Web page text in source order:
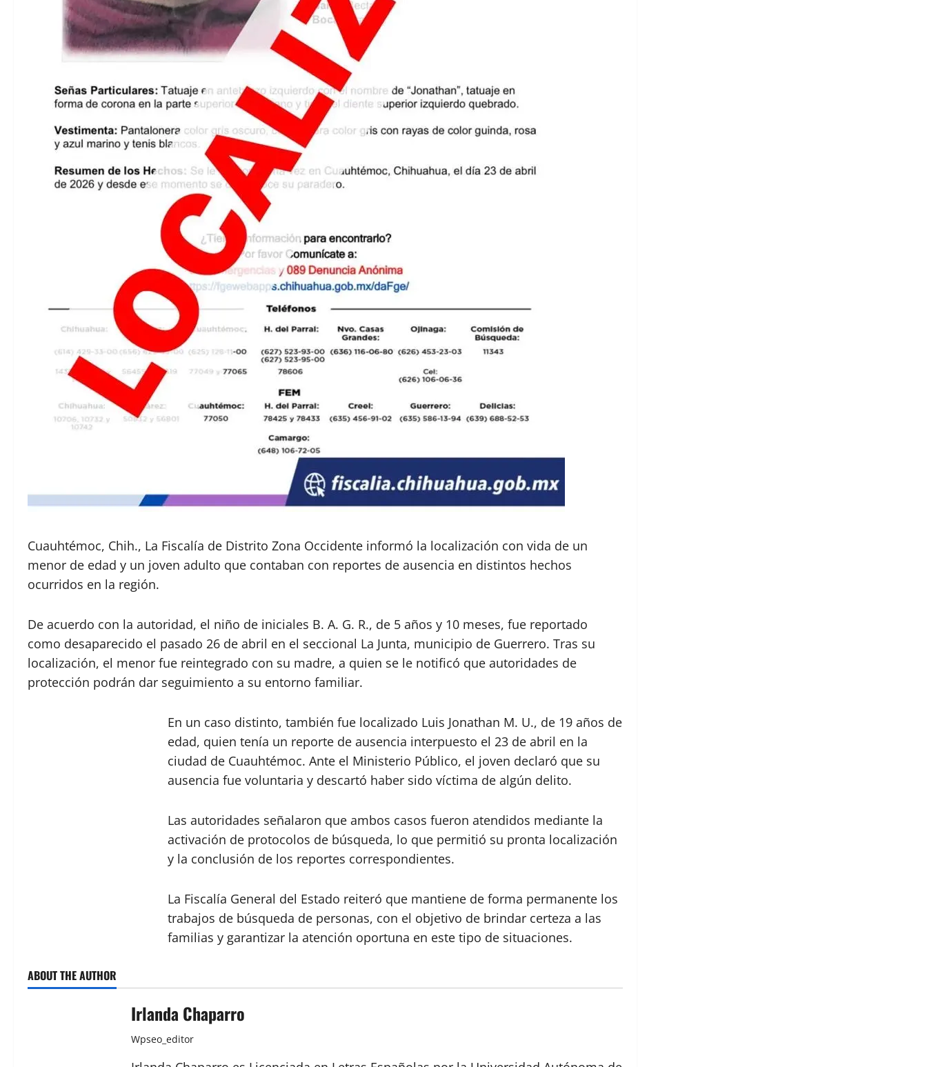
Cuauhtémoc, Chih., La Fiscalía de Distrito Zona Occidente informó la localización con vida de un
menor de edad y un joven adulto que contaban con reportes de ausencia en distintos hechos
ocurridos en la región.
De acuerdo con la autoridad, el niño de iniciales B. A. G. R., de 5 años y 10 meses, fue reportado
como desaparecido el pasado 26 de abril en el seccional La Junta, municipio de Guerrero. Tras su
localización, el menor fue reintegrado con su madre, a quien se le notificó que autoridades de
protección podrán dar seguimiento a su entorno familiar.
En un caso distinto, también fue localizado Luis Jonathan M. U., de 19 años de
edad, quien tenía un reporte de ausencia interpuesto el 23 de abril en la
ciudad de Cuauhtémoc. Ante el Ministerio Público, el joven declaró que su
ausencia fue voluntaria y descartó haber sido víctima de algún delito.
Las autoridades señalaron que ambos casos fueron atendidos mediante la
activación de protocolos de búsqueda, lo que permitió su pronta localización
y la conclusión de los reportes correspondientes.
La Fiscalía General del Estado reiteró que mantiene de forma permanente los
trabajos de búsqueda de personas, con el objetivo de brindar certeza a las
familias y garantizar la atención oportuna en este tipo de situaciones.
ABOUT THE AUTHOR
Irlanda Chaparro
Wpseo_editor